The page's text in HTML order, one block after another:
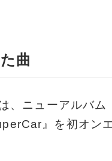
曲
、ニューアルバム
』を初オン